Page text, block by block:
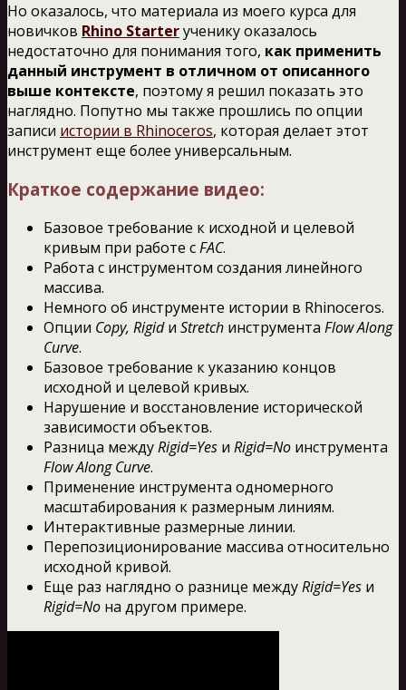
Но оказалось, что материала из моего курса для
новичков Rhino Starterученику оказалось
недостаточно для понимания того, как применить
данный инструмент в отличном от описанного
выше контексте, поэтому я решил показать это
наглядно. Попутно мы также прошлись по опции
записи истории в Rhinoceros, которая делает этот
инструмент еще более универсальным.
Краткое содержание видео:
Базовое требование к исходной и целевой
кривым при работе сFAC.
Работа с инструментом создания линейного
массива.
Немного об инструменте истории в Rhinoceros.
Опции Copy, Rigidи Stretch инструмента Flow Along
Curve.
Базовое требование к указанию концов
исходной и целевой кривых.
Нарушение и восстановление исторической
зависимости объектов.
Разница междуRigid=Yes и Rigid=No инструмента
Flow Along Curve.
Применение инструмента одномерного
масштабирования к размерным линиям.
Интерактивные размерные линии.
Перепозиционирование массива относительно
исходной кривой.
Еще раз наглядно о разнице междуRigid=Yes и
Rigid=No на другом примере.